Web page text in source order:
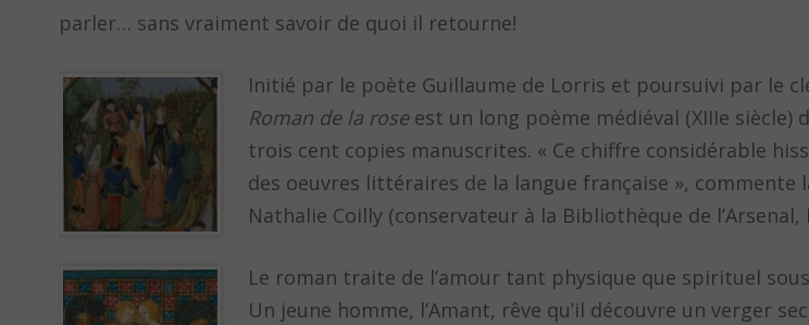
parler… sans vraiment savoir de quoi il retourne!
Initié par le poète Guillaume de Lorris et poursuivi par le
Roman de la roseest un long poème médiéval (XIIIe siècle)
trois cent copies manuscrites. « Ce chiffre considérable
des oeuvres littéraires de la langue française », commente
Nathalie Coilly (conservateur à la Bibliothèque de l’Arsenal,
Le roman traite de l’amour tant physique que spirituel
Un jeune homme, l’Amant, rêve qu’il découvre un verger